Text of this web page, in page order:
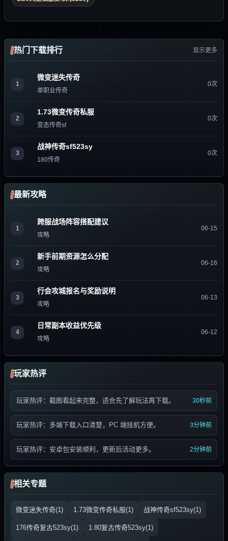
热门下载排行 显示更多
1
微变迷失传奇
单职业传奇
0次
2
1.73微变传奇私服
变态传奇sf
0次
3
战神传奇sf523sy
180传奇
0次
最新攻略
1
跨服战场阵容搭配建议
攻略
06-15
2
新手前期资源怎么分配
攻略
06-16
3
行会攻城报名与奖励说明
攻略
06-13
4
日常副本收益优先级
攻略
06-12
玩家热评
玩家热评：截图看起来完整，适合先了解玩法再下载。 30秒前
玩家热评：多端下载入口清楚，PC 端挂机方便。 3分钟前
玩家热评：安卓包安装顺利，更新后活动更多。 2分钟前
相关专题
微变迷失传奇(1) 1.73微变传奇私服(1) 战神传奇sf523sy(1)
176传奇复古523sy(1) 1.80复古传奇523sy(1)